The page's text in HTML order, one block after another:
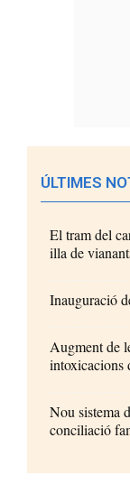
ÚLTIMES
El tram del
illa de
Inauguració
Augment de
intoxicacions
Nou sistema
conciliació